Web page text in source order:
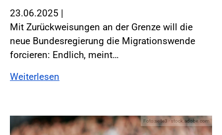
23.06.2025 |
Mit Zurückweisungen an der Grenze will die
neue Bundesregierung die Migrationswende
forcieren: Endlich, meint…
Weiterlesen
Foto:seite3 - stock.adobe.com